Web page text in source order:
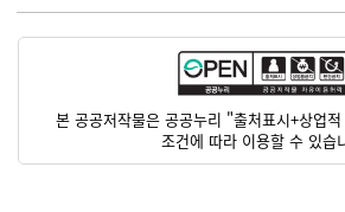
본 공공저작물은 공공누리 "출처표시+상업
조건에 따라 이용할 수 있습